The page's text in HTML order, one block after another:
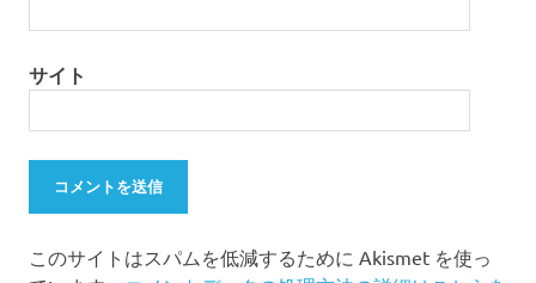
サイト
このサイトはスパムを低減するために Akismet を使っ